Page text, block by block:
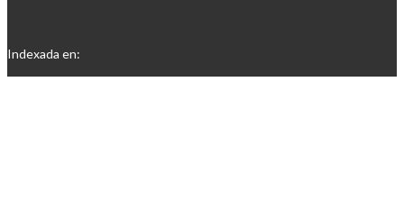
Indexada en: